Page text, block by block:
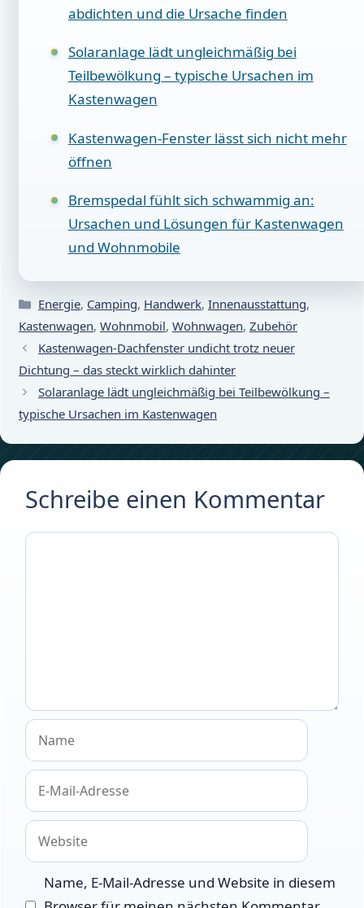
abdichten und die Ursache finden
Solaranlage lädt ungleichmäßig bei
Teilbewölkung – typische Ursachen im
Kastenwagen
Kastenwagen-Fenster lässt sich nicht mehr
öffnen
Bremspedal fühlt sich schwammig an:
Ursachen und Lösungen für Kastenwagen
und Wohnmobile
Kategorien
Energie, Camping, Handwerk, Innenausstattung,
Kastenwagen, Wohnmobil, Wohnwagen, Zubehör
Kastenwagen-Dachfenster undicht trotz neuer
Dichtung – das steckt wirklich dahinter
Solaranlage lädt ungleichmäßig bei Teilbewölkung –
typische Ursachen im Kastenwagen
Schreibe einen Kommentar
Kommentar
Name
E-
Mail-
Adresse
Website
Name, E-Mail-Adresse und Website in diesem